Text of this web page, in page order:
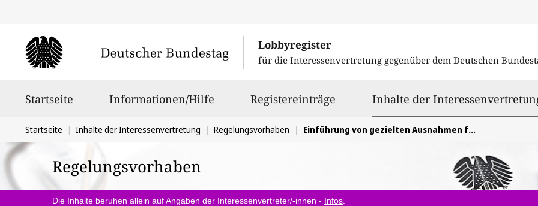
Lobbyregister
für die Interessenvertretung gegenüber dem Deutschen
Startseite Informationen/Hilfe Registereinträge Inhalte der
Sie
befinden
sich
hier:
Startseite Inhalte der Interessenvertretung Regelungsvorhaben Einführung von gezielten Ausnahmen für Stretchfolien und Bänder von den Wiederverwendbarkeitsquoten für Transportverpackungen (EU PPWR)
Regelungsvorhaben
Die Inhalte beruhen allein auf Angaben der Interessenvertreter/-innen - Infos